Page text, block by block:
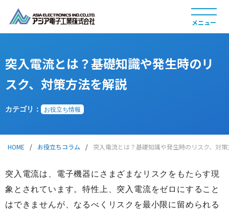
製品情報
突入電流とは？基礎知識や発生時のリ
スク、対策方法を解説
カテゴリ： お役立ち情報
HOME / お役立ちコラム / 突入電流とは？基礎知識や発生時のリスク、対
突入電流は、電子機器にさまざまなリスクをもたらす現
象とされています。特性上、突入電流をゼロにすること
はできませんが、なるべくリスクを最小限に留められる